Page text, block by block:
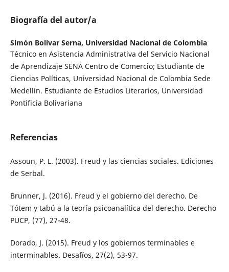
Biografía del autor/a
Simón Bolívar Serna, Universidad Nacional de Colombia
Técnico en Asistencia Administrativa del Servicio Nacional
de Aprendizaje SENA Centro de Comercio; Estudiante de
Ciencias Políticas, Universidad Nacional de Colombia Sede
Medellín. Estudiante de Estudios Literarios, Universidad
Pontificia Bolivariana
Referencias
Assoun, P. L. (2003). Freud y las ciencias sociales. Ediciones
de Serbal.
Brunner, J. (2016). Freud y el gobierno del derecho. De
Tótem y tabú a la teoría psicoanalítica del derecho. Derecho
PUCP, (77), 27-48.
Dorado, J. (2015). Freud y los gobiernos terminables e
interminables. Desafíos, 27(2), 53-97.